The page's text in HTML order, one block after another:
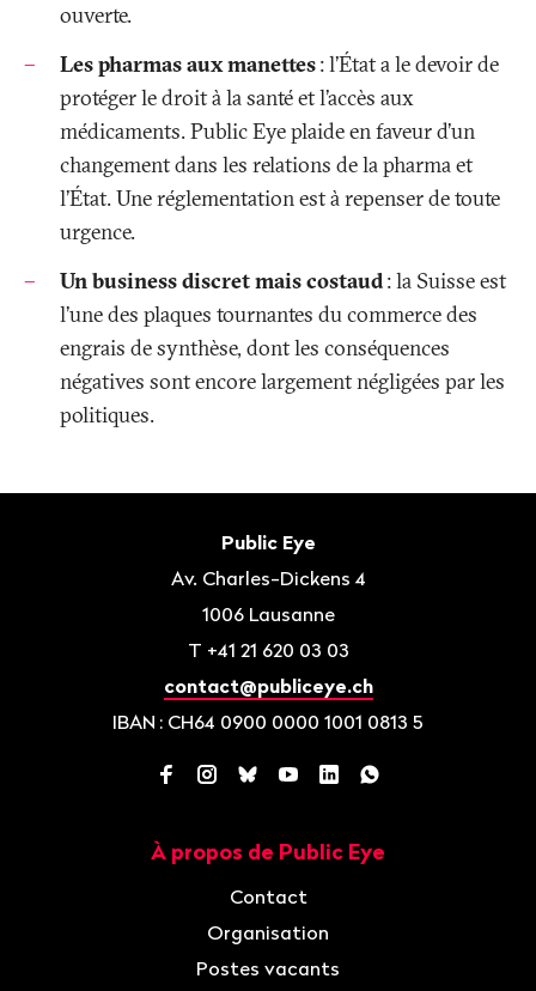
ouverte.
Les pharmas aux manettes: l’État a le devoir de
protéger le droit à la santé et l’accès aux
médicaments. Public Eye plaide en faveur d’un
changement dans les relations de la pharma et
l’État. Une réglementation est à repenser de toute
urgence.
Un business discret mais costaud: la Suisse est
l’une des plaques tournantes du commerce des
engrais de synthèse, dont les conséquences
négatives sont encore largement négligées par les
politiques.
Public Eye
Av. Charles-Dickens 4
1006 Lausanne
T +41 21 620 03 03
contact@publiceye.ch
IBAN : CH64 0900 0000 1001 0813 5
Facebook
Instagram
BlueskyYouTube
LinkedInWhatsApp
À propos de Public Eye
Contact
Organisation
Postes vacants